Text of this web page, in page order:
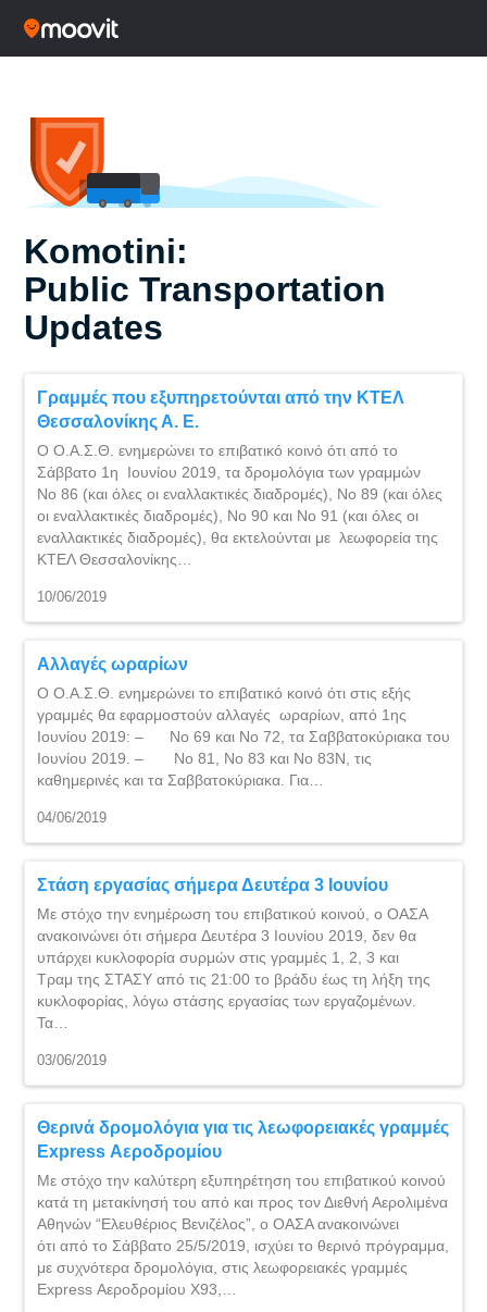
Komotini:
Public Transportation
Updates
Γραμμές που εξυπηρετούνται από την ΚΤΕΛ
Θεσσαλονίκης Α. Ε.
Ο Ο.Α.Σ.Θ. ενημερώνει το επιβατικό κοινό ότι από το
Σάββατο 1η Ιουνίου 2019, τα δρομολόγια των γραμμών
Νο 86 (και όλες οι εναλλακτικές διαδρομές), Νο 89 (και όλες
οι εναλλακτικές διαδρομές), Νο 90 και Νο 91 (και όλες οι
εναλλακτικές διαδρομές), θα εκτελούνται με λεωφορεία της
ΚΤΕΛ Θεσσαλονίκης…
10/06/2019
Αλλαγές ωραρίων
Ο Ο.Α.Σ.Θ. ενημερώνει το επιβατικό κοινό ότι στις εξής
γραμμές θα εφαρμοστούν αλλαγές ωραρίων, από 1ης
Ιουνίου 2019: – Νο 69 και Νο 72, τα Σαββατοκύριακα του
Ιουνίου 2019. – Νο 81, Νο 83 και Νο 83Ν, τις
καθημερινές και τα Σαββατοκύριακα. Για…
04/06/2019
Στάση εργασίας σήμερα Δευτέρα 3 Ιουνίου
Με στόχο την ενημέρωση του επιβατικού κοινού, ο ΟΑΣΑ
ανακοινώνει ότι σήμερα Δευτέρα 3 Ιουνίου 2019, δεν θα
υπάρχει κυκλοφορία συρμών στις γραμμές 1, 2, 3 και
Τραμ της ΣΤΑΣΥ από τις 21:00 το βράδυ έως τη λήξη της
κυκλοφορίας, λόγω στάσης εργασίας των εργαζομένων.
Τα…
03/06/2019
Θερινά δρομολόγια για τις λεωφορειακές γραμμές
Express Αεροδρομίου
Με στόχο την καλύτερη εξυπηρέτηση του επιβατικού κοινού
κατά τη μετακίνησή του από και προς τον Διεθνή Αερολιμένα
Αθηνών “Ελευθέριος Βενιζέλος”, ο ΟΑΣΑ ανακοινώνει
ότι από το Σάββατο 25/5/2019, ισχύει το θερινό πρόγραμμα,
με συχνότερα δρομολόγια, στις λεωφορειακές γραμμές
Express Αεροδρομίου Χ93,…